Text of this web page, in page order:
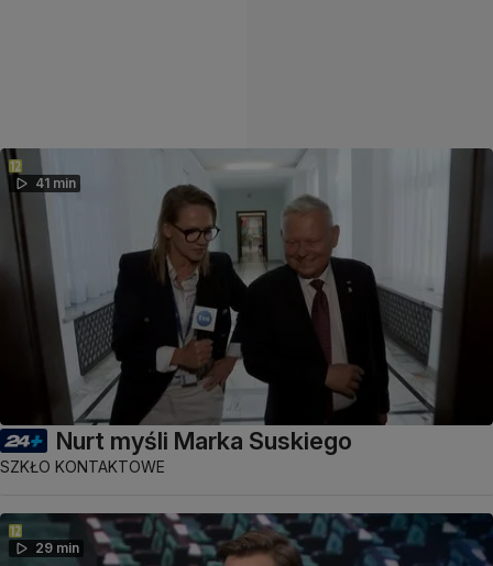
41 min
Nurt myśli Marka Suskiego
SZKŁO KONTAKTOWE
29 min